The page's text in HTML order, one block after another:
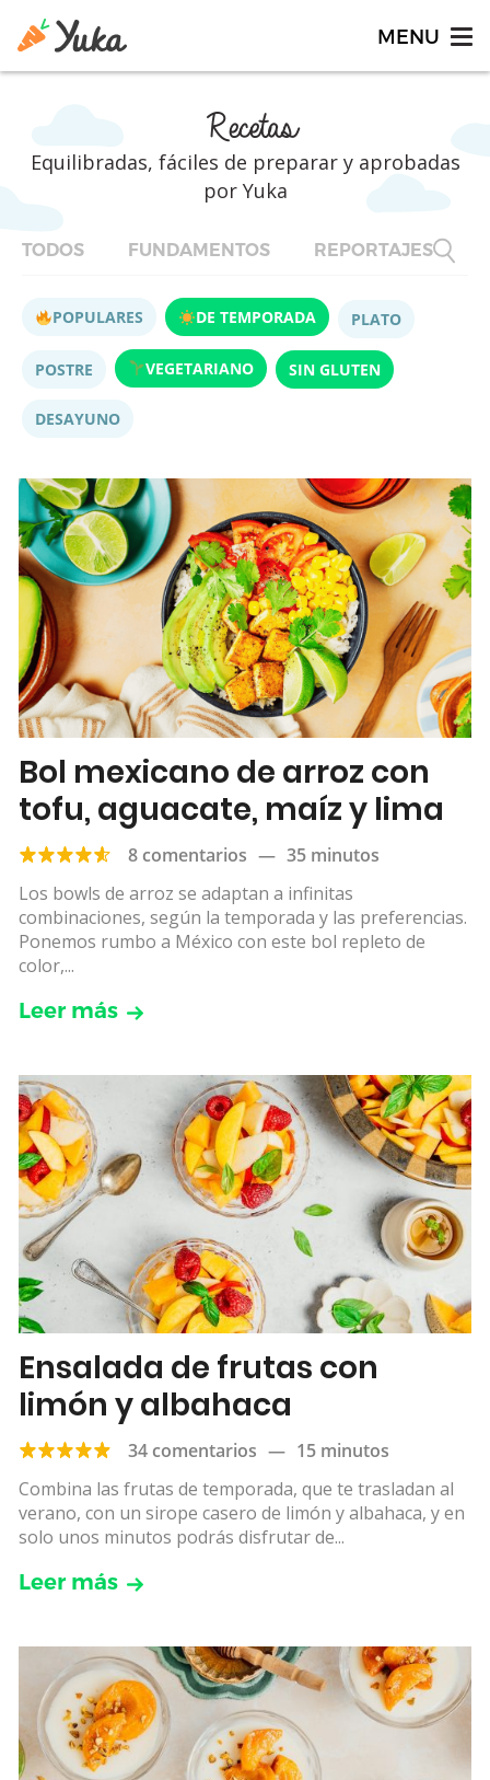
Recetas
Equilibradas, fáciles de preparar y aprobadas
por Yuka
TODOS FUNDAMENTOS REPORTAJES
POPULARES DE TEMPORADA PLATO
POSTRE VEGETARIANO SIN GLUTEN
DESAYUNO
Bol mexicano de arroz con
tofu, aguacate, maíz y lima
8 comentarios — 35 minutos
Los bowls de arroz se adaptan a infinitas
combinaciones, según la temporada y las preferencias.
Ponemos rumbo a México con este bol repleto de
color,...
Leer más
Ensalada de frutas con
limón y albahaca
34 comentarios — 15 minutos
Combina las frutas de temporada, que te trasladan al
verano, con un sirope casero de limón y albahaca, y en
solo unos minutos podrás disfrutar de...
Leer más